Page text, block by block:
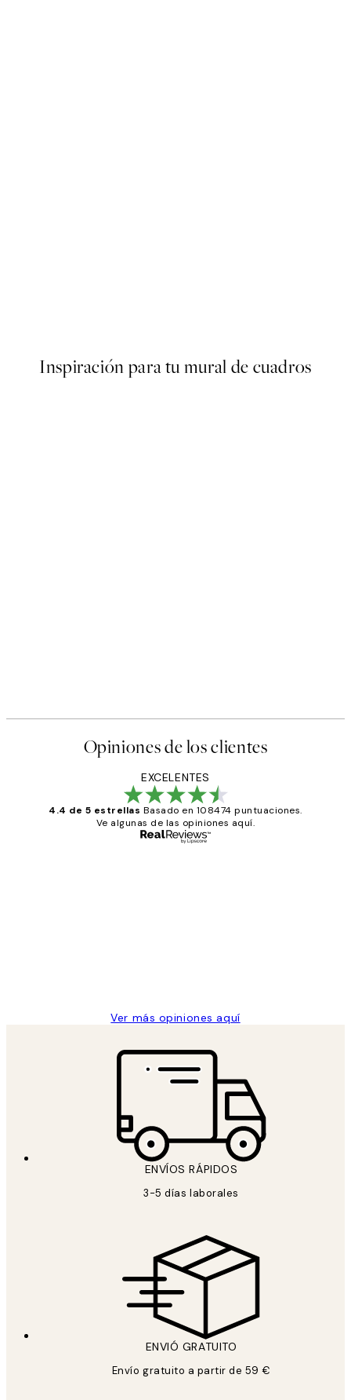
Inspiración para tu mural de cuadros
Opiniones de los clientes
EXCELENTES
4.4 de 5 estrellas Basado en 108474 puntuaciones.
Ve algunas de las opiniones aquí.
Ver más opiniones aquí
ENVÍOS RÁPIDOS
3-5 días laborales
ENVIÓ GRATUITO
Envío gratuito a partir de 59 €